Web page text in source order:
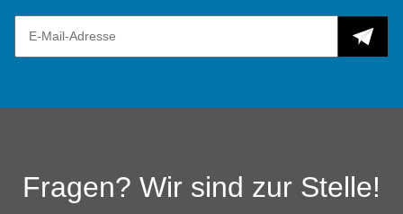
Fragen? Wir sind zur Stelle!